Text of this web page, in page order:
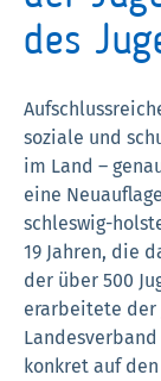
des
soziale und
im Land –
eine
schleswig-
19 Jahren, die
der über 500
erarbeitete der
konkret auf